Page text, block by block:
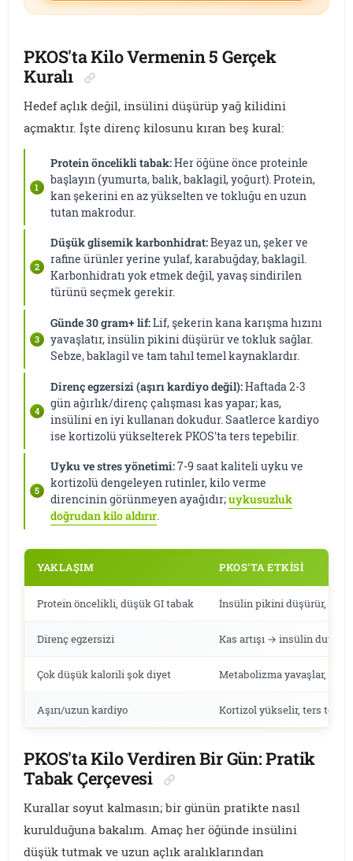
PKOS'ta Kilo Vermenin 5 Gerçek
Kuralı
Hedef açlık değil, insülini düşürüp yağ kilidini
açmaktır. İşte direnç kilosunu kıran beş kural:
Protein öncelikli tabak:Her öğüne önce proteinle
başlayın (yumurta, balık, baklagil, yoğurt). Protein,
kan şekerini en az yükselten ve tokluğu en uzun
tutan makrodur.
Düşük glisemik karbonhidrat:Beyaz un, şeker ve
rafine ürünler yerine yulaf, karabuğday, baklagil.
Karbonhidratı yok etmek değil, yavaş sindirilen
türünü seçmek gerekir.
Günde 30 gram+ lif:Lif, şekerin kana karışma hızını
yavaşlatır, insülin pikini düşürür ve tokluk sağlar.
Sebze, baklagil ve tam tahıl temel kaynaklardır.
Direnç egzersizi (aşırı kardiyo değil):Haftada 2-3
gün ağırlık/direnç çalışması kas yapar; kas,
insülini en iyi kullanan dokudur. Saatlerce kardiyo
ise kortizolü yükselterek PKOS'ta ters tepebilir.
Uyku ve stres yönetimi:7-9 saat kaliteli uyku ve
kortizolü dengeleyen rutinler, kilo verme
direncinin görünmeyen ayağıdır;uykusuzluk
doğrudan kilo aldırır.
YAKLAŞIM PKOS'TA ETKISI
Protein öncelikli, düşük GI tabak İnsülin pikini düşürür, yağ
Direnç egzersizi Kas artışı → insülin
Çok düşük kalorili şok diyet Metabolizma yavaşlar, kas
Aşırı/uzun kardiyo Kortizol yükselir, ters
PKOS'ta Kilo Verdiren Bir Gün: Pratik
Tabak Çerçevesi
Kurallar soyut kalmasın; bir günün pratikte nasıl
kurulduğuna bakalım. Amaç her öğünde insülini
düşük tutmak ve uzun açlık aralıklarından